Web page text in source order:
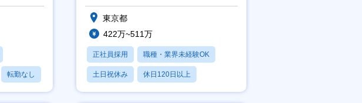
転勤なし
東京都
422万~511万
正社員採用 職種・業界未経験OK
土日祝休み 休日120日以上
産休・育休あり